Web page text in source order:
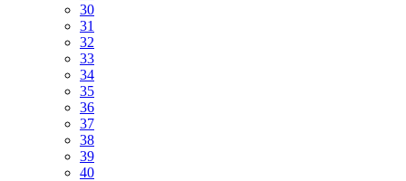
30
31
32
33
34
35
36
37
38
39
40